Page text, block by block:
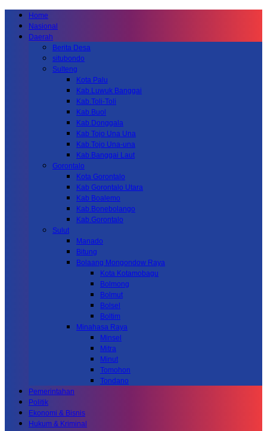
Home
Nasional
Daerah
Berita Desa
situbondo
Sulteng
Kota Palu
Kab.Luwuk Banggai
Kab.Toli-Toli
Kab.Buol
Kab.Donggala
Kab Tojo Una Una
Kab.Tojo Una-una
Kab.Banggai Laut
Gorontalo
Kota Gorontalo
Kab Gorontalo Utara
Kab Boalemo
Kab.Bonebolango
Kab.Gorontalo
Sulut
Manado
Bitung
Bolaang Mongondow Raya
Kota Kotamobagu
Bolmong
Bolmut
Bolsel
Boltim
Minahasa Raya
Minsel
Mitra
Minut
Tomohon
Tondano
Pemerintahan
Politik
Ekonomi & Bisnis
Hukum & Kriminal